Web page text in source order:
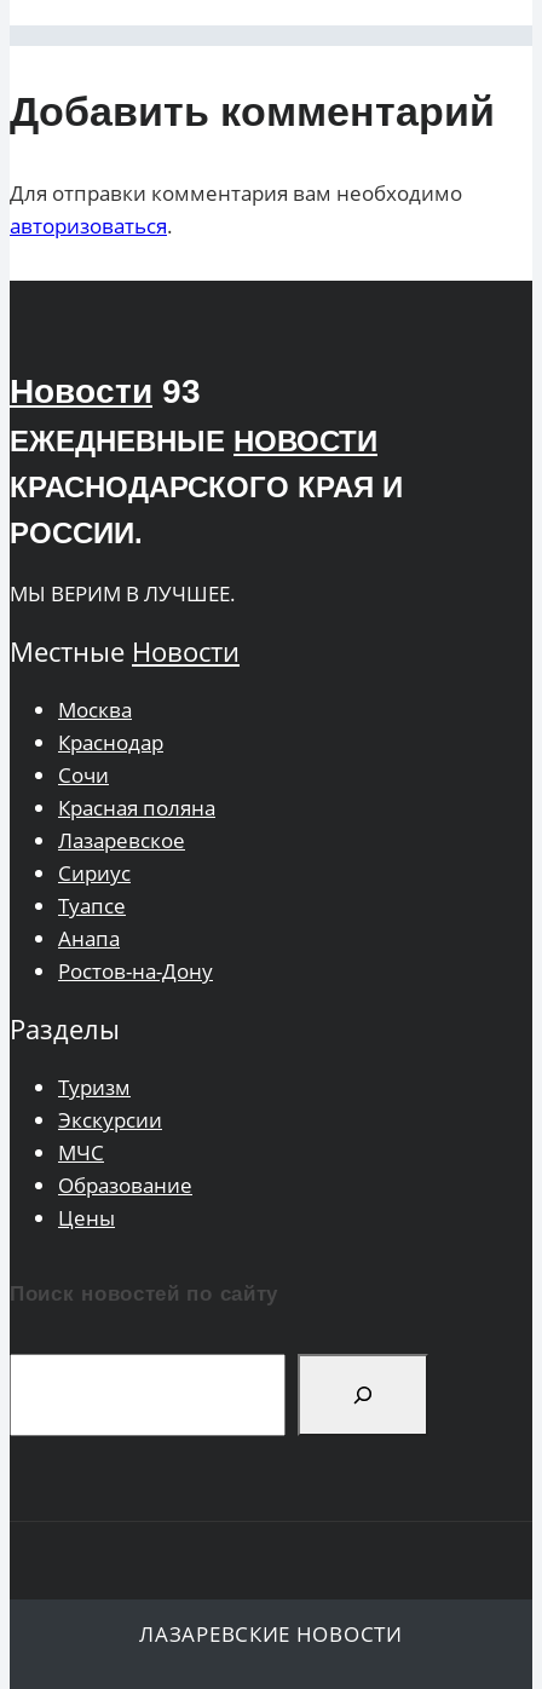
Добавить комментарий
Для отправки комментария вам необходимо
авторизоваться.
Новости 93
ЕЖЕДНЕВНЫЕ НОВОСТИ
КРАСНОДАРСКОГО КРАЯ И
РОССИИ.
МЫ ВЕРИМ В ЛУЧШЕЕ.
Местные Новости
Москва
Краснодар
Сочи
Красная поляна
Лазаревское
Сириус
Туапсе
Анапа
Ростов-на-Дону
Разделы
Туризм
Экскурсии
МЧС
Образование
Цены
Поиск новостей по сайту
ЛАЗАРЕВСКИЕ НОВОСТИ